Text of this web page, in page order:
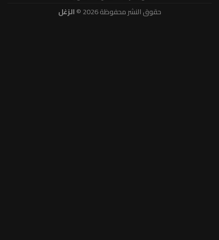
حقوق النشر محفوظة 2026 © الزغل